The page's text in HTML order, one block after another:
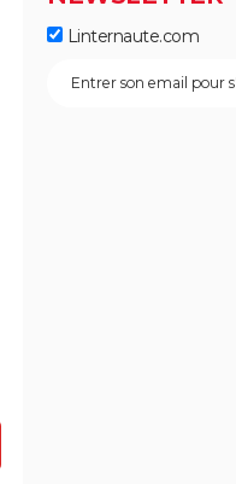
Linternaute.com